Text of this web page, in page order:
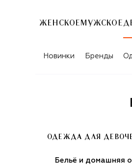
ЖЕНСКОЕ МУЖСКОЕ
Новинки Бренды
ОДЕЖДА ДЛЯ
Бельё и домашняя